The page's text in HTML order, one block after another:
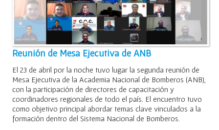
BIBLIOTECA
EVENTOS
CONTACTO
Reunión de Mesa Ejecutiva de ANB
El 23 de abril por la noche tuvo lugar la segunda reunión de
Mesa Ejecutiva de la Academia Nacional de Bomberos (ANB),
con la participación de directores de capacitación y
coordinadores regionales de todo el país. El encuentro tuvo
como objetivo principal abordar temas clave vinculados a la
formación dentro del Sistema Nacional de Bomberos.